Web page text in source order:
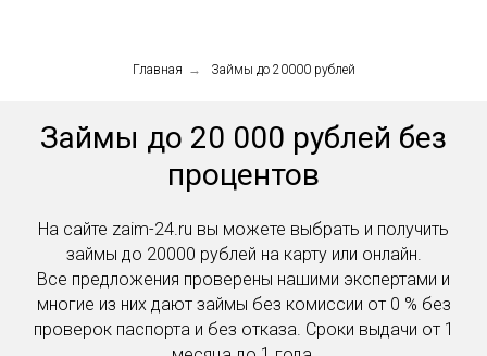
Главная → Займы до 20000 рублей
Займы до 20 000 рублей без
процентов
На сайте zaim-24.ru вы можете выбрать и получить
займы до 20000 рублей на карту или онлайн.
Все предложения проверены нашими экспертами и
многие из них дают займы без комиссии от 0 % без
проверок паспорта и без отказа. Сроки выдачи от 1